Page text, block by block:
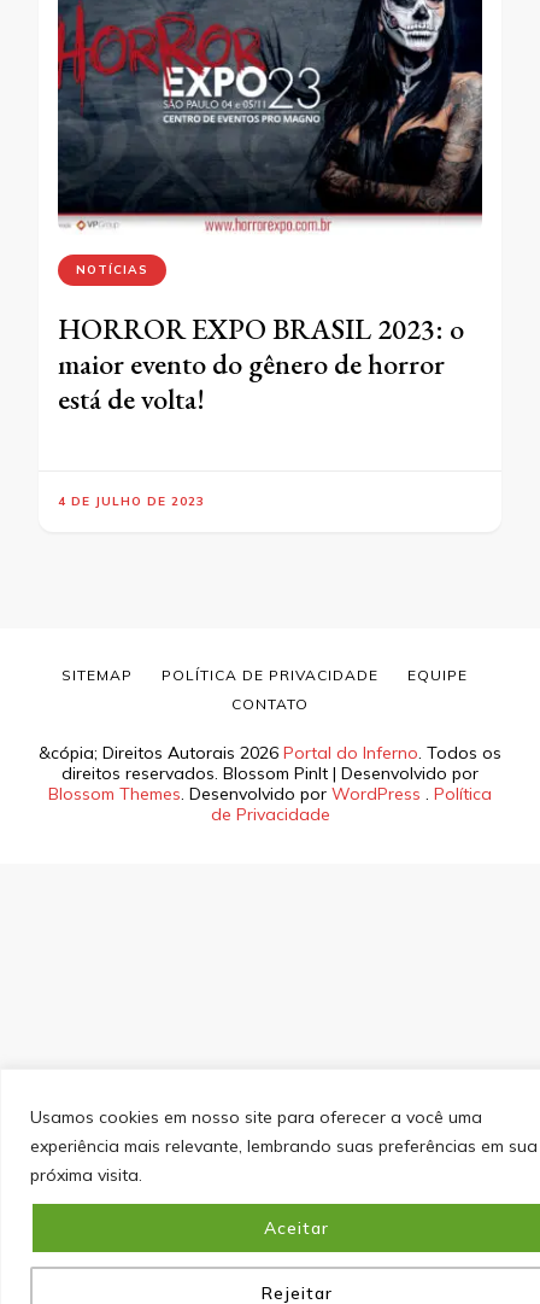
Usamos cookies em nosso site para oferecer a você uma
experiência mais relevante, lembrando suas preferências em sua
próxima visita.
Rejeitar
Aceitar
NOTÍCIAS
HORROR EXPO BRASIL 2023: o
maior evento do gênero de horror
está de volta!
4 DE JULHO DE 2023
&cópia; Direitos Autorais 2026 Portal do Inferno. Todos os
direitos reservados. Blossom PinIt | Desenvolvido por
Blossom Themes. Desenvolvido por WordPress . Política
de Privacidade
SITEMAP POLÍTICA DE PRIVACIDADE
EQUIPE
CONTATO